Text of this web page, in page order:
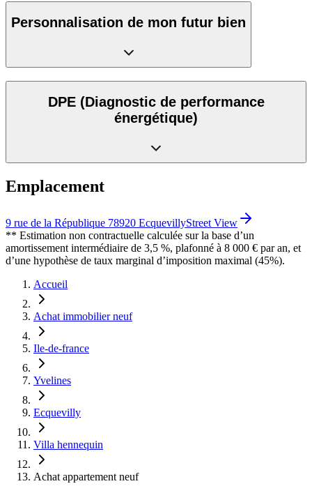
Personnalisation de mon futur bien
DPE (Diagnostic de performance
énergétique)
Emplacement
9 rue de la République 78920 EcquevillyStreet View
** Estimation non contractuelle calculée sur la base d’un
amortissement intermédiaire de 3,5 %, plafonné à 8 000 € par an, et
d’une hypothèse de taux marginal d’imposition maximal (45%).
Accueil
Achat immobilier neuf
Ile-de-france
Yvelines
Ecquevilly
Villa hennequin
Achat appartement neuf